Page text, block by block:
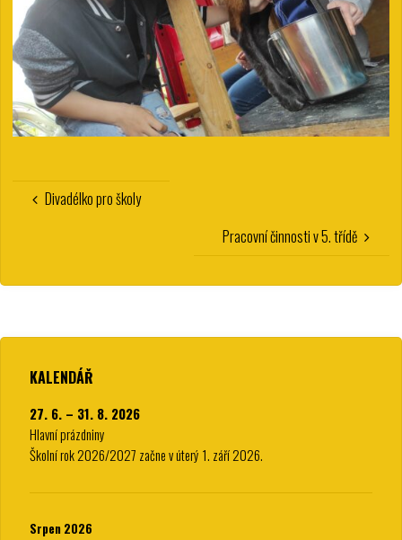
Divadélko pro školy
Pracovní činnosti v 5. třídě
KALENDÁŘ
27. 6. – 31. 8. 2026
Hlavní prázdniny
Školní rok 2026/2027 začne v úterý 1. září 2026.
Srpen 2026